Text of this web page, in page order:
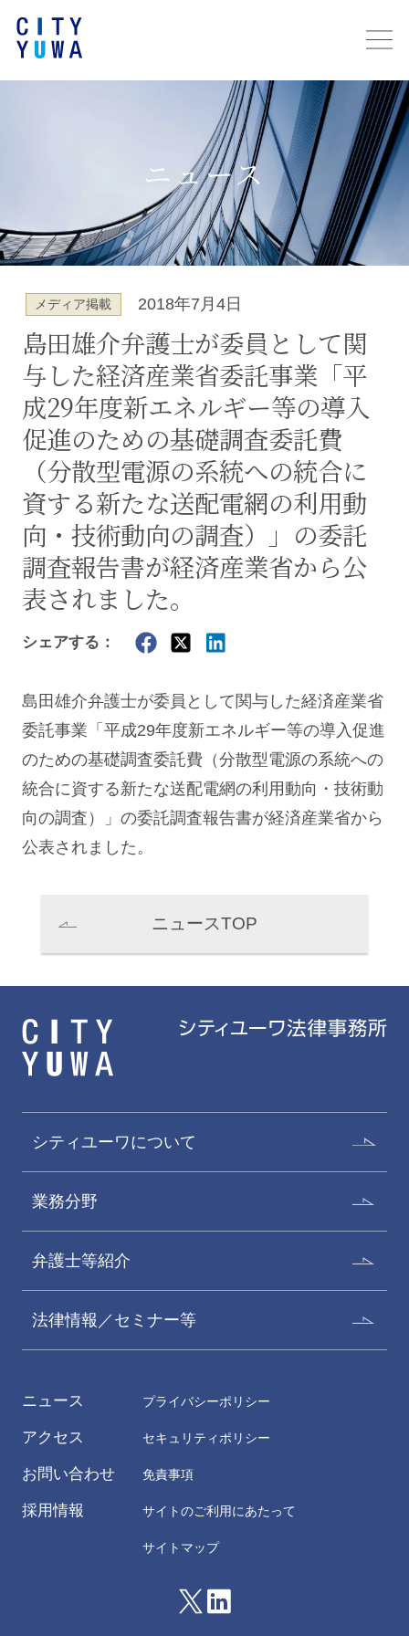
ニュース
メディア掲載 2018年7月4日
島田雄介弁護士が委員として関
与した経済産業省委託事業「平
成29年度新エネルギー等の導入
促進のための基礎調査委託費
（分散型電源の系統への統合に
資する新たな送配電網の利用動
向・技術動向の調査）」の委託
調査報告書が経済産業省から公
表されました。
シェアする：
島田雄介弁護士が委員として関与した経済産業省
委託事業「平成29年度新エネルギー等の導入促進
のための基礎調査委託費（分散型電源の系統への
統合に資する新たな送配電網の利用動向・技術動
向の調査）」の委託調査報告書が経済産業省から
公表されました。
ニュースTOP
シティユーワについて
業務分野
弁護士等紹介
法律情報／セミナー等
ニュース
アクセス
お問い合わせ
採用情報
プライバシーポリシー
セキュリティポリシー
免責事項
サイトのご利用にあたって
サイトマップ